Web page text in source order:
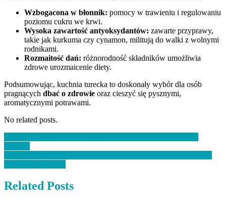
Wzbogacona w błonnik: pomocy w trawieniu i regulowaniu
poziomu cukru we krwi.
Wysoka zawartość antyoksydantów: zawarte przyprawy,
takie jak kurkuma czy cynamon, militują do walki z wolnymi
rodnikami.
Rozmaitość dań: różnorodność składników umożliwia
zdrowe urozmaicenie diety.
Podsumowując, kuchnia turecka to doskonały wybór dla osób
pragnących dbać o zdrowie oraz cieszyć się pysznymi,
aromatycznymi potrawami.
No related posts.
Nawigacja
wpisu
Related Posts